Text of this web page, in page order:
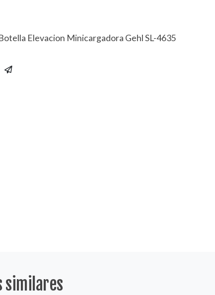
Elevacion Minicargadora Gehl SL-4635
similares